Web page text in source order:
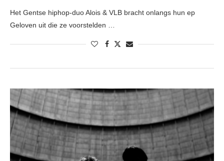
Het Gentse hiphop-duo Alois & VLB bracht onlangs hun ep
Geloven uit die ze voorstelden …